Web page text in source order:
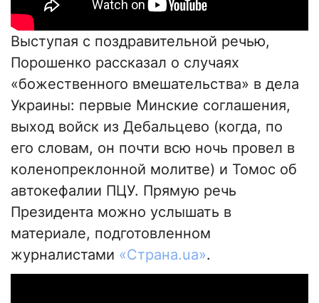
Выступая с поздравительной речью,
Порошенко рассказал о случаях
«божественного вмешательства» в дела
Украины: первые Минские соглашения,
выход войск из Дебальцево (когда, по
его словам, он почти всю ночь провел в
коленопреклонной молитве) и Томос об
автокефалии ПЦУ. Прямую речь
Президента можно услышать в
материале, подготовленном
журналистами «Страна.ua».